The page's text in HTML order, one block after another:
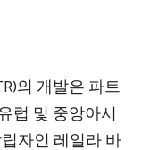
의 개발은 파트
럽 ​​및 중앙아시
자인 레일라 바